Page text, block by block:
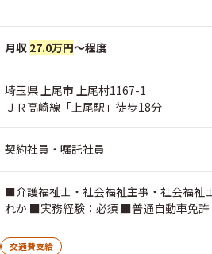
月収 27.0万円～程度
埼玉県 上尾市 上尾村1167-1
ＪＲ高崎線「上尾駅」徒歩18分
契約社員・嘱託社員
■介護福祉士・社会福祉主事・社会福祉
れか ■実務経験：必須 ■普通自動車免許
交通費支給